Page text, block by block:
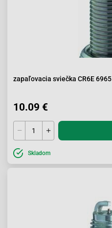
zapaľovacia sviečka CR6E 6965
10.09 €
Skladom